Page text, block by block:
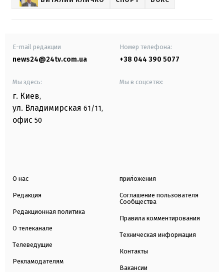
E-mail редакции
news24@24tv.com.ua
Номер телефона:
+38 044 390 5077
Мы здесь:
г. Киев,
ул. Владимирская 61/11,
офис 50
Мы в соцсетях:
О нас
Редакция
Редакционная политика
О телеканале
Телеведущие
Рекламодателям
приложения
Соглашение пользователя
Сообщества
Правила комментирования
Техническая информация
Контакты
Вакансии